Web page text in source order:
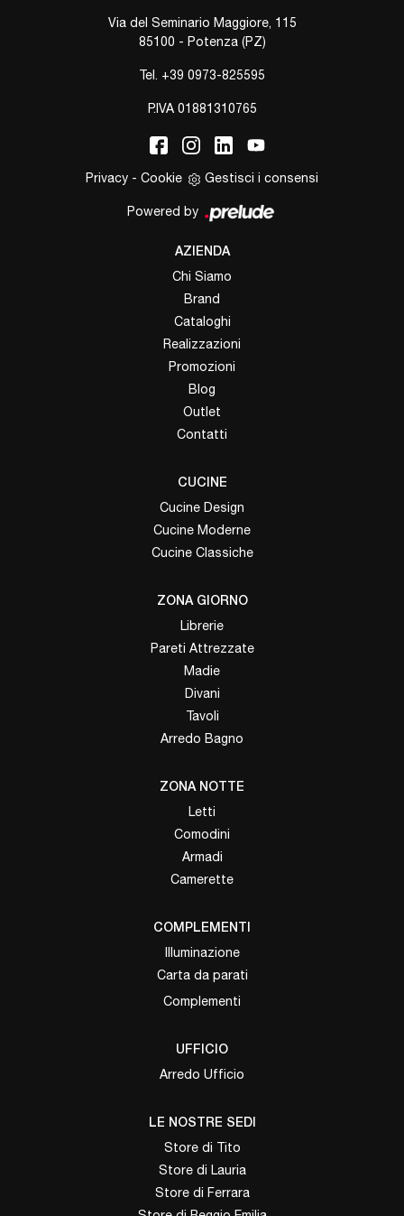
Via del Seminario Maggiore, 115
85100 - Potenza (PZ)
Tel. +39 0973-825595
P.IVA 01881310765
Privacy - Cookie Gestisci i consensi
Powered by
AZIENDA
Chi Siamo
Brand
Cataloghi
Realizzazioni
Promozioni
Blog
Outlet
Contatti
CUCINE
Cucine Design
Cucine Moderne
Cucine Classiche
ZONA GIORNO
Librerie
Pareti Attrezzate
Madie
Divani
Tavoli
Arredo Bagno
ZONA NOTTE
Letti
Comodini
Armadi
Camerette
COMPLEMENTI
Illuminazione
Carta da parati
Complementi
UFFICIO
Arredo Ufficio
LE NOSTRE SEDI
Store di Tito
Store di Lauria
Store di Ferrara